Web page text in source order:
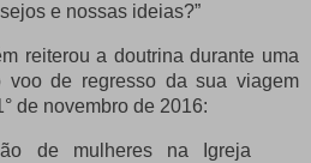
e nossas ideias?”
reiterou a doutrina durante uma
voo de regresso da sua viagem
de novembro de 2016:
de mulheres na Igreja